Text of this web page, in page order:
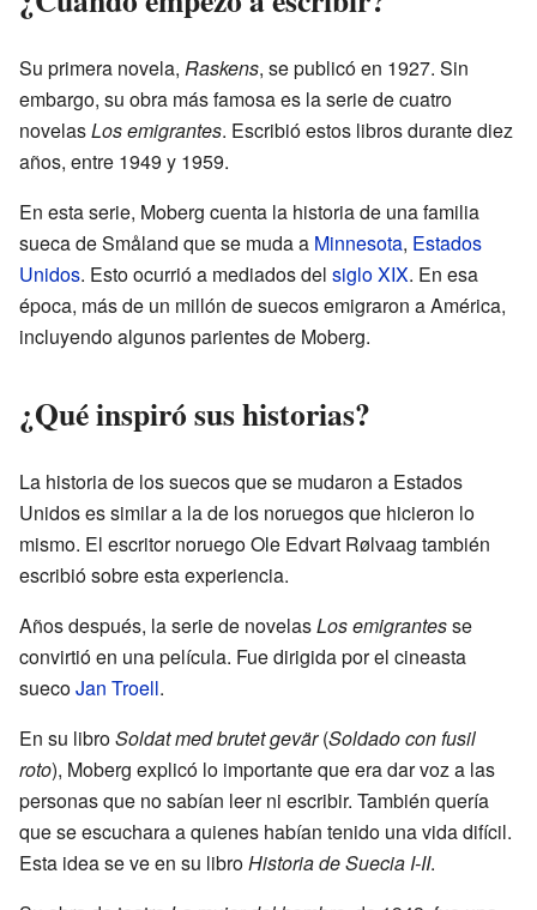
Su primera novela, Raskens, se publicó en 1927. Sin
embargo, su obra más famosa es la serie de cuatro
novelasLos emigrantes. Escribió estos libros durante diez
años, entre 1949 y 1959.
En esta serie, Moberg cuenta la historia de una familia
sueca de Småland que se muda a Minnesota, Estados
Unidos. Esto ocurrió a mediados del siglo XIX. En esa
época, más de un millón de suecos emigraron a América,
incluyendo algunos parientes de Moberg.
¿Qué inspiró sus historias?
La historia de los suecos que se mudaron a Estados
Unidos es similar a la de los noruegos que hicieron lo
mismo. El escritor noruego Ole Edvart Rølvaag también
escribió sobre esta experiencia.
Años después, la serie de novelasLos emigrantesse
convirtió en una película. Fue dirigida por el cineasta
suecoJan Troell.
En su libroSoldat med brutet gevär(Soldado con fusil
roto), Moberg explicó lo importante que era dar voz a las
personas que no sabían leer ni escribir. También quería
que se escuchara a quienes habían tenido una vida difícil.
Esta idea se ve en su libroHistoria de Suecia I-II.